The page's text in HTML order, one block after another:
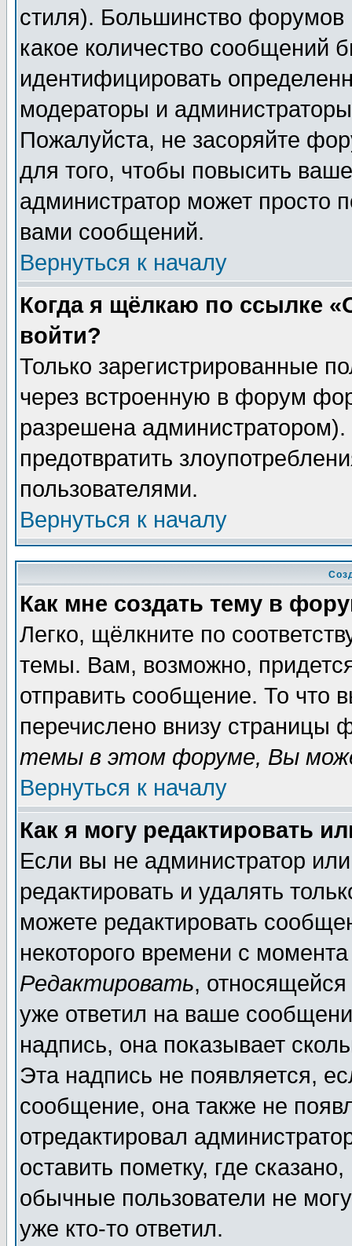
стиля). Большинство форумов
какое количество сообщений
идентифицировать
модераторы и
Пожалуйста, не засоряйте
для того, чтобы повысить
администратор может просто
вами сообщений.
Вернуться к началу
Когда я щёлкаю по ссылке
войти?
Только зарегистрированные
через встроенную в форум
разрешена
предотвратить
пользователями.
Вернуться к началу
Как мне создать тему в
Легко, щёлкните по
темы. Вам, возможно,
отправить сообщение. То что
перечислено внизу страницы
темы в этом форуме, Вы
Вернуться к началу
Как я могу редактировать
Если вы не администратор
редактировать и удалять
можете редактировать
некоторого времени с
Редактировать,
уже ответил на ваше
надпись, она показывает
Эта надпись не появляется,
сообщение, она также не
отредактировал
оставить пометку, где
обычные пользователи не
уже кто-то ответил.